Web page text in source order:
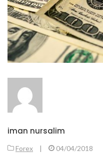
iman nursalim
Forex | 04/04/2018